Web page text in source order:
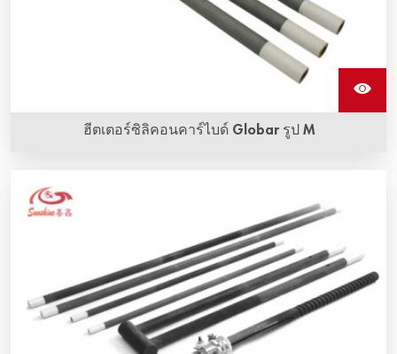
ฮีตเตอร์ซิลิคอนคาร์ไบด์ Globar รูป M
การจัดส่งรวดเร็ว ตระหนักราย! องค์ประกอบทำความร้อนซิลิ
คอนคาร์ไบด์ Globar สอบถามเดี๋ยวนี้! Sunshine มีประสบการณ์
มากกว่า 20 ปีครับ.